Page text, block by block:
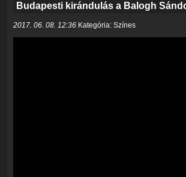
Budapesti kirándulás a Balogh
2017. 06. 08. 12:36 Kategória: Színes